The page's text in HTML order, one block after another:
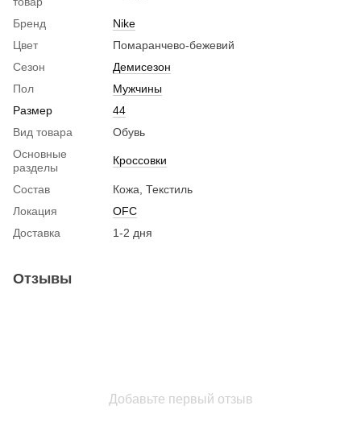
Бренд
Nike
Цвет
Помаранчево-бежевий
Сезон
Демисезон
Пол
Мужчины
Размер
44
Вид товара
Обувь
Основные
разделы
Кроссовки
Состав
Кожа, Текстиль
Локация
OFC
Доставка
1-2 дня
Отзывы
Добавьте первый отзыв